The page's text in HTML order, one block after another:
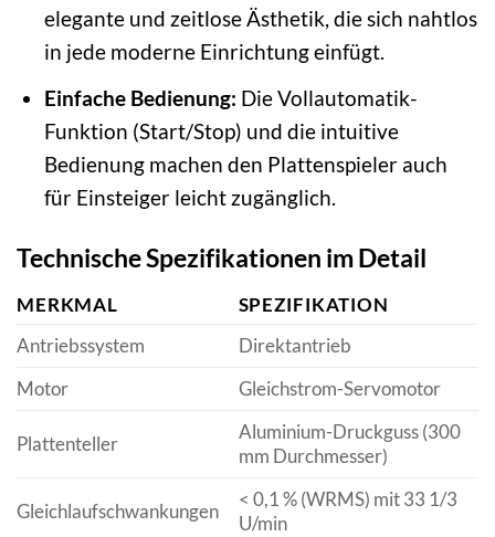
elegante und zeitlose Ästhetik, die sich nahtlos
in jede moderne Einrichtung einfügt.
Einfache Bedienung: Die Vollautomatik-
Funktion (Start/Stop) und die intuitive
Bedienung machen den Plattenspieler auch
für Einsteiger leicht zugänglich.
Technische Spezifikationen im Detail
MERKMAL
SPEZIFIKATION
Antriebssystem
Direktantrieb
Motor
Gleichstrom-Servomotor
Plattenteller
Aluminium-Druckguss (300
mm Durchmesser)
Gleichlaufschwankungen
< 0,1 % (WRMS) mit 33 1/3
U/min